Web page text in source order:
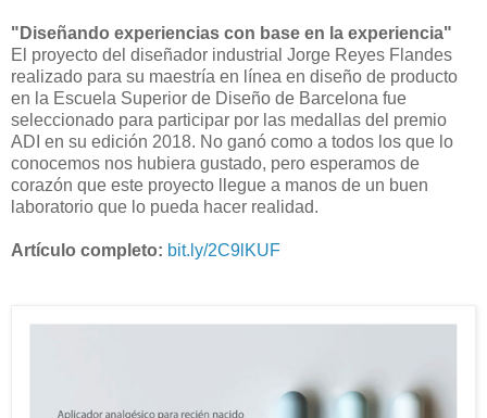
"Diseñando experiencias con base en la experiencia"
El proyecto del diseñador industrial Jorge Reyes Flandes
realizado para su maestría en línea en diseño de producto
en la Escuela Superior de Diseño de Barcelona fue
seleccionado para participar por las medallas del premio
ADI en su edición 2018. No ganó como a todos los que lo
conocemos nos hubiera gustado, pero esperamos de
corazón que este proyecto llegue a manos de un buen
laboratorio que lo pueda hacer realidad.
Artículo completo: bit.ly/2C9lKUF